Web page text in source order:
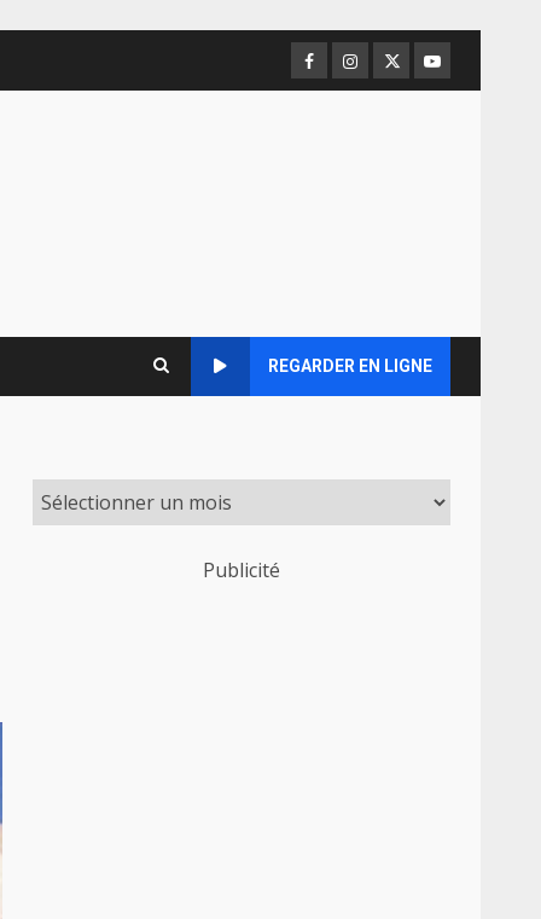
Facebook
Instagram
TwitterYoutube
REGARDER EN LIGNE
Publicité